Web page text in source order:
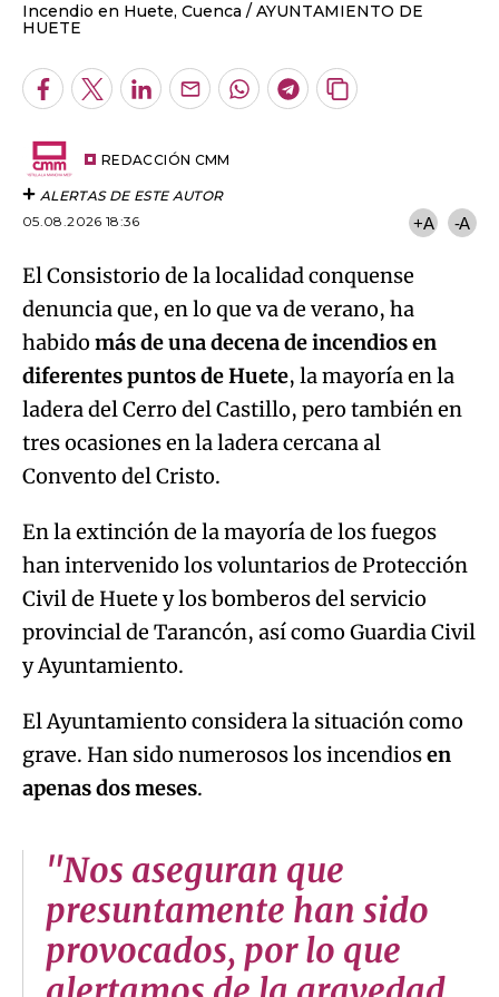
Incendio en Huete, Cuenca
AYUNTAMIENTO DE
HUETE
Facebook
TwitterLinkedInEnviarWhatsapp
Telegram
Copiar
REDACCIÓN CMM
ALERTAS DE ESTE AUTOR
05.08.2026 18:36
+A -A
El Consistorio de la localidad conquense
denuncia que, en lo que va de verano, ha
habido más de una decena de incendios en
diferentes puntos de Huete, la mayoría en la
ladera del Cerro del Castillo, pero también en
tres ocasiones en la ladera cercana al
Convento del Cristo.
En la extinción de la mayoría de los fuegos
han intervenido los voluntarios de Protección
Civil de Huete y los bomberos del servicio
provincial de Tarancón, así como Guardia Civil
y Ayuntamiento.
El Ayuntamiento considera la situación como
grave. Han sido numerosos los incendiosen
apenas dos meses.
"Nos aseguran que
presuntamente han sido
provocados, por lo que